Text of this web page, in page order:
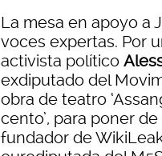
La mesa en apoyo a
voces expertas. Por
activista político
exdiputado del
obra de teatro
cento’, para poner
fundador de